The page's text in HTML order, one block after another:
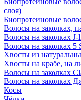
Биопротеиновые
слоя)
Биопротеиновые
Волосы на заколках,
Волосы на заколках J-
Волосы на заколках 5
Хвосты из
Хвосты на крабе, на
Волосы на заколках
Волосы на заколках
Косы